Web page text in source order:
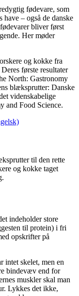
fødevare, som
have – også de danske
bliver først
Her møder
og kokke fra
første resultater
North: Gastronomy
blæksprutter: Danske
videnskabelige
and Food Science.
til den rette
og kokke taget
indeholder store
til protein) i fri
opskrifter på
intet skelet, men en
bindevæv end for
muskler skal man
Lykkes det ikke,